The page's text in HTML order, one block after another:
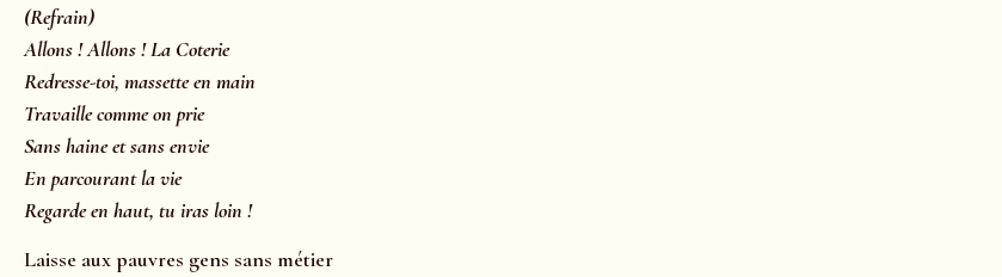
(Refrain)
Allons ! Allons ! La Coterie
Redresse-toi, massette en main
Travaille comme on prie
Sans haine et sans envie
En parcourant la vie
Regarde en haut, tu iras loin !
Laisse aux pauvres gens sans métier